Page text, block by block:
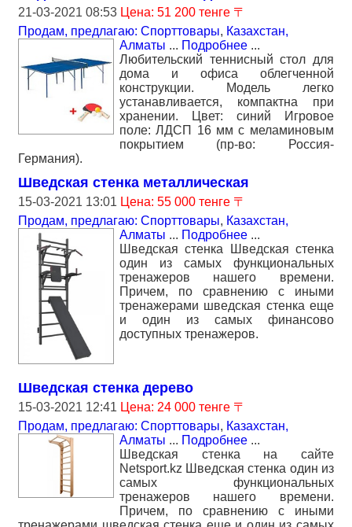
21-03-2021 08:53 Цена: 51 200 тенге 〒
Продам, предлагаю: Спорттовары, Казахстан,
Алматы ... Подробнее ...
Любительский теннисный стол для
дома и офиса облегченной
конструкции. Модель легко
устанавливается, компактна при
хранении. Цвет: синий Игровое
поле: ЛДСП 16 мм с меламиновым
покрытием (пр-во: Россия-
Германия).
Шведская стенка металлическая
15-03-2021 13:01 Цена: 55 000 тенге 〒
Продам, предлагаю: Спорттовары, Казахстан,
Алматы ... Подробнее ...
Шведская стенка Шведская стенка
один из самых функциональных
тренажеров нашего времени.
Причем, по сравнению с иными
тренажерами шведская стенка еще
и один из самых финансово
доступных тренажеров.
Шведская стенка дерево
15-03-2021 12:41 Цена: 24 000 тенге 〒
Продам, предлагаю: Спорттовары, Казахстан,
Алматы ... Подробнее ...
Шведская стенка на сайте
Netsport.kz Шведская стенка один из
самых функциональных
тренажеров нашего времени.
Причем, по сравнению с иными